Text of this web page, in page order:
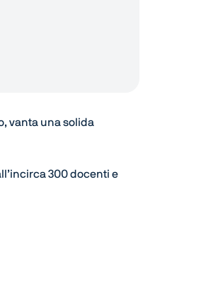
vanta una solida
300 docenti e